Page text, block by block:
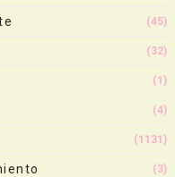
(45)
(32)
(1)
(4)
(1131)
(3)